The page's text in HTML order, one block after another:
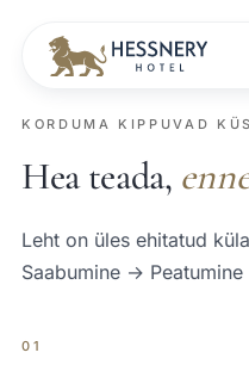
KORDUMA KIPPUVAD
Hea teada,
Leht on üles ehitatud
Saabumine →
01